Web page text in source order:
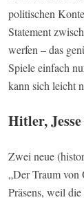
politischen
Statement
werfen – das
Spiele einfach
kann sich leicht
Hitler,
Zwei neue
„Der Traum von
Präsens, weil